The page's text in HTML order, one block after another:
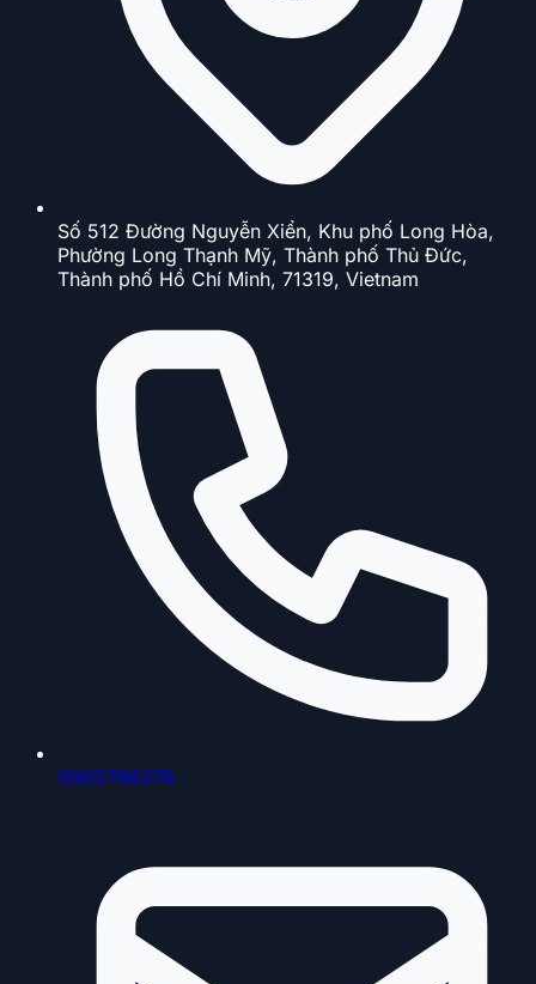
Số 512 Đường Nguyễn Xiển, Khu phố Long Hòa,
Phường Long Thạnh Mỹ, Thành phố Thủ Đức,
Thành phố Hồ Chí Minh, 71319, Vietnam
0903798378